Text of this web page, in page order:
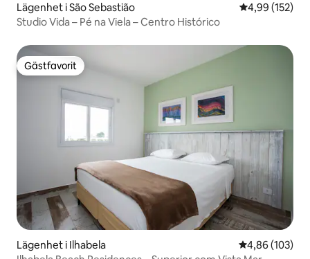
Lägenhet i São Sebastião 4,99 av 5 i
4,99 (152)
Studio Vida – Pé na Viela – Centro Histórico
Gästfavorit
Gästfavorit
Lägenhet i Ilhabela 4,86 av 5 i
4,86 (103)